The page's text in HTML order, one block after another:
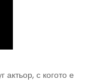
актьор, с когото е